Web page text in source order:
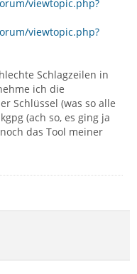
viewtopic.php?
viewtopic.php?
Schlagzeilen in
ich die
Schlüssel (was so alle
(ach so, es ging ja
das Tool meiner